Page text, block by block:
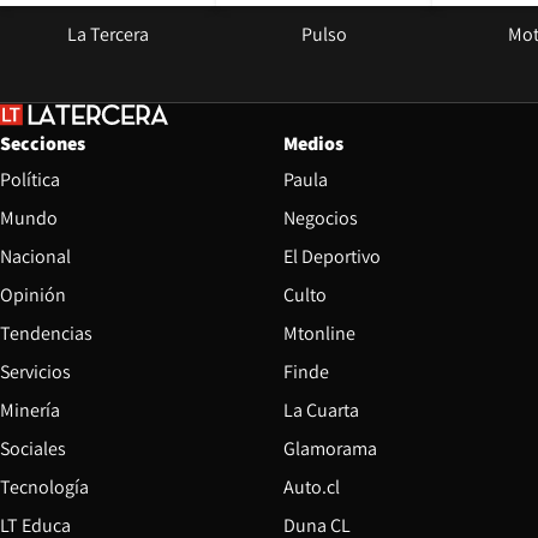
La Tercera Pulso
Secciones
Política
Mundo
Nacional
Opinión
Tendencias
Servicios
Minería
Sociales
Tecnología
LT Educa
Medios
Paula
Negocios
El Deportivo
Culto
Mtonline
Finde
La Cuarta
Glamorama
Auto.cl
Duna CL